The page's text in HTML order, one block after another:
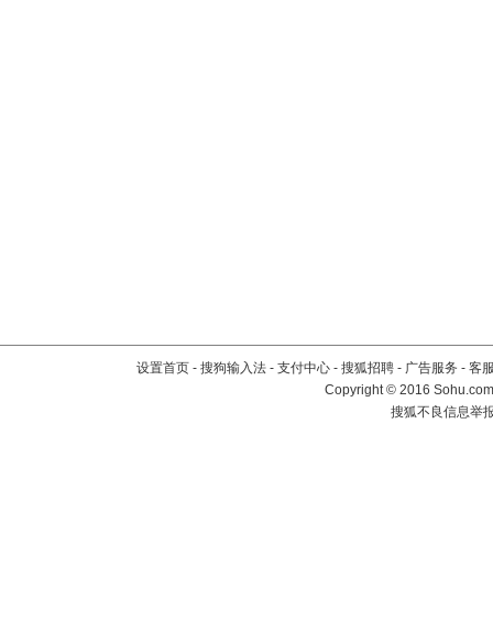
设置首页 - 搜狗输入法 - 支付中心 - 搜狐招聘 - 广告服务 - 客
Copyright©2016
搜狐不良信息举